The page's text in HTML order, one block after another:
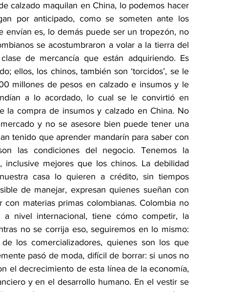
calzado maquilan en China, lo podemos hacer
por anticipado, como se someten ante los
envían es, lo demás puede ser un tropezón, no
se acostumbraron a volar a la tierra del
de mercancía que están adquiriendo. Es
ellos, los chinos, también son ‘torcidos’, se le
millones de pesos en calzado e insumos y le
a lo acordado, lo cual se le convirtió en
la compra de insumos y calzado en China. No
y no se asesore bien puede tener una
tenido que aprender mandarín para saber con
las condiciones del negocio. Tenemos la
mejores que los chinos. La debilidad
casa lo quieren a crédito, sin tiempos
de manejar, expresan quienes sueñan con
materias primas colombianas. Colombia no
nivel internacional, tiene cómo competir, la
no se corrija eso, seguiremos en lo mismo:
los comercializadores, quienes son los que
pasó de moda, difícil de borrar: si unos no
el decrecimiento de esta línea de la economía,
y en el desarrollo humano. En el vestir se